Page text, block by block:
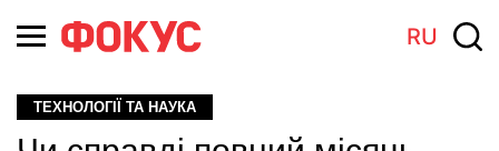
RU
ТЕХНОЛОГІЇ ТА НАУКА